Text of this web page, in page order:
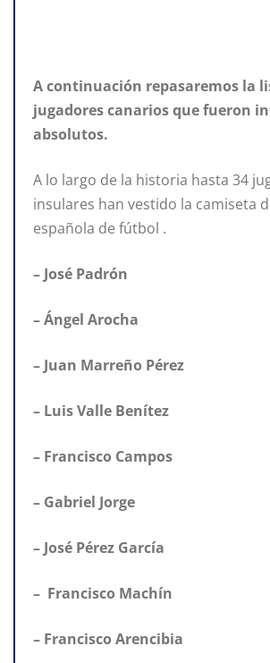
A continuación repasaremos la
jugadores canarios que fueron
absolutos.
A lo largo de la historia hasta 34
insulares han vestido la camiseta
española de fútbol .
– José Padrón
– Ángel Arocha
– Juan Marreño Pérez
– Luis Valle Benítez
– Francisco Campos
– Gabriel Jorge
– José Pérez García
– Francisco Machín
– Francisco Arencibia